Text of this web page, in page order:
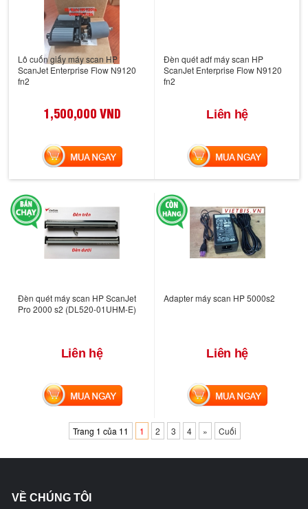
Lô cuốn giấy máy scan HP
ScanJet Enterprise Flow N9120
fn2
1,500,000 VND
MUA NGAY
Đèn quét adf máy scan HP
ScanJet Enterprise Flow N9120
fn2
Liên hệ
MUA NGAY
Đèn quét máy scan HP ScanJet
Pro 2000 s2 (DL520-01UHM-E)
Liên hệ
MUA NGAY
Adapter máy scan HP 5000s2
Liên hệ
MUA NGAY
Trang 1 của 11 1 2 3 4 » Cuối
VỀ CHÚNG TÔI